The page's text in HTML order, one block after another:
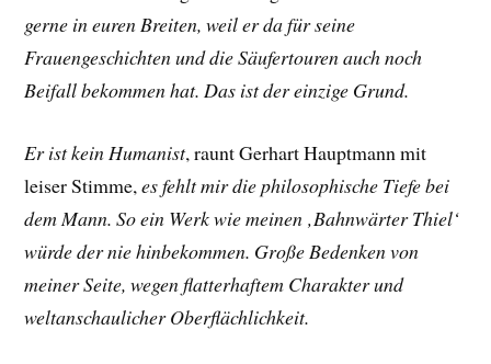
gerne in euren Breiten, weil er da für seine
Frauengeschichten und die Säufertouren auch noch
Beifall bekommen hat. Das ist der einzige Grund.
Er ist kein Humanist, rauntGerhart Hauptmannmit
leiser Stimme,es fehlt mir die philosophische Tiefe bei
dem Mann. So ein Werk wie meinen ‚Bahnwärter Thiel‘
würde der nie hinbekommen. Große Bedenken von
meiner Seite, wegen flatterhaftem Charakter und
weltanschaulicher Oberflächlichkeit.